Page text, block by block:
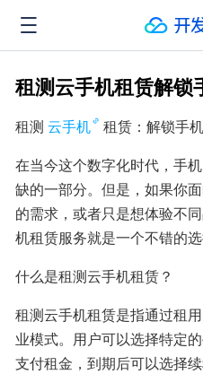
租测云手机租赁解锁
租测 云手机
租赁：解锁手
在当今这个数字化时代，手
缺的一部分。但是，如果你
的需求，或者只是想体验不
机租赁服务就是一个不错的选
什么是租测云手机租赁？
租测云手机租赁是指通过租
业模式。用户可以选择特定
支付租金，到期后可以选择